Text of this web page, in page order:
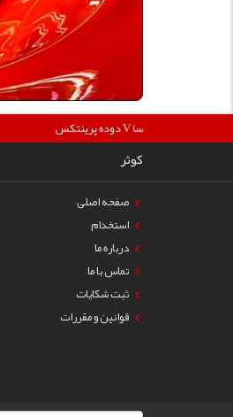
دوده پرینتکس V دگوسا :360000
کوثر
صفحه اصلی
استخدام
درباره ما
تماس با ما
ثبت شکایات
قوانین و مقررات